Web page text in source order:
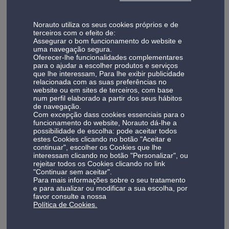
A montagem de pneus é efetuada, em média, em cerca de
2 horas, permitindo-lhe resolver esta necessidade de
forma rápida. Durante o processo, são realizadas
verificações essenciais para garantir uma instalação
correta e uma condução segura.
A nossa oficina também assegura montagem de pneus de
mota, adaptando-se a diferentes tipos de veículos. Saiba
mais sobre a nossaoficina de pneus epneus mota
Revisão automóvel na Guia
A revisão automóvel na Guia é realizada de acordo com os
critérios definidos pelos fabricantes, assegurando o
cumprimento do plano de manutenção e a preservação da
garantia do veículo.
Este serviço é indicado tanto para uso diário como para
preparação de viagens mais longas, garantindo maior
Norauto utiliza os seus cookies próprios e de
terceiros com o efeito de:
Assegurar o bom funcionamento do website e
uma navegação segura.
Oferecer-lhe funcionalidades complementares
para o ajudar a escolher produtos e serviços
que lhe interessam, Para lhe exibir publicidade
relacionada com as suas preferências no
website ou em sites de terceiros, com base
num perfil elaborado a partir dos seus hábitos
de navegação.
Com excepção dass cookies essenciais para o
funcionamento do website, Norauto dá-lhe a
possibilidade de escolha: pode aceitar todos
estes Cookies clicando no botão "Aceitar e
continuar", escolher os Cookies que lhe
interessam clicando no botão "Personalizar", ou
rejeitar todos os Cookies clicando no link
"Continuar sem aceitar".
Para mais informações sobre o seu tratamento
e para atualizar ou modificar a sua escolha, por
favor consulte a nossa
Política de Cookies.